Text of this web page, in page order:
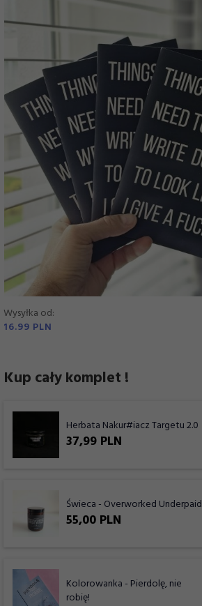
Wysyłka od:
16.99 PLN
Kup cały komplet !
Herbata Nakur#iacz Targetu 2.0
37,99 PLN
Świeca - Overworked Underpaid
55,00 PLN
Kolorowanka - Pierdolę, nie
robię!